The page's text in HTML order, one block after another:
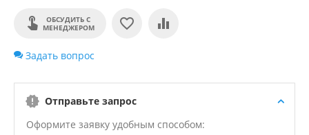
ОБСУДИТЬ С
МЕНЕДЖЕРОМ
Задать вопрос
Отправьте запрос
Оформите заявку удобным способом: